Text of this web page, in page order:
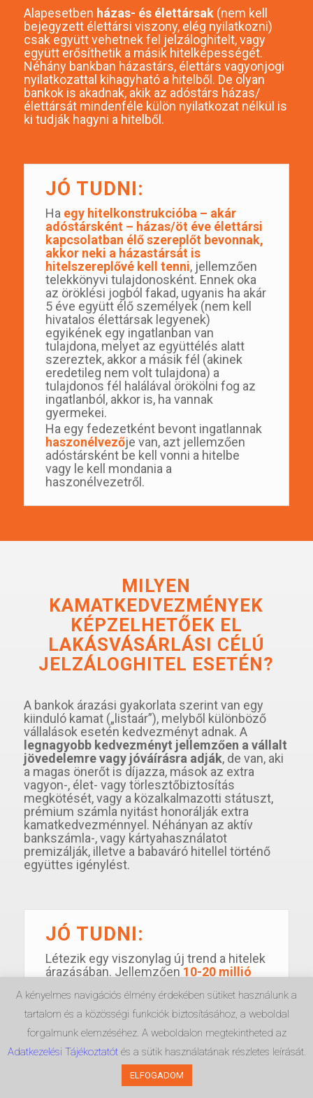
Alapesetben házas- és élettársak(nem kell
bejegyzett élettársi viszony, elég nyilatkozni)
csak együtt vehetnek fel jelzáloghitelt, vagy
együtt erősíthetik a másik hitelképességét.
Néhány bankban házastárs, élettárs vagyonjogi
nyilatkozattal kihagyható a hitelből. De olyan
bankok is akadnak, akik az adóstárs házas/
élettársát mindenféle külön nyilatkozat nélkül is
ki tudják hagyni a hitelből.
JÓ TUDNI:
Ha egy hitelkonstrukcióba – akár
adóstársként – házas/öt éve élettársi
kapcsolatban élő szereplőt bevonnak,
akkor neki a házastársát is
hitelszereplővé kell tenni, jellemzően
telekkönyvi tulajdonosként. Ennek oka
az öröklési jogból fakad, ugyanis ha akár
5 éve együtt élő személyek (nem kell
hivatalos élettársak legyenek)
egyikének egy ingatlanban van
tulajdona, melyet az együttélés alatt
szereztek, akkor a másik fél (akinek
eredetileg nem volt tulajdona) a
tulajdonos fél halálával örökölni fog az
ingatlanból, akkor is, ha vannak
gyermekei.
Ha egy fedezetként bevont ingatlannak
haszonélvezője van, azt jellemzően
adóstársként be kell vonni a hitelbe
vagy le kell mondania a
haszonélvezetről.
MILYEN
KAMATKEDVEZMÉNYEK
KÉPZELHETŐEK EL
LAKÁSVÁSÁRLÁSI CÉLÚ
JELZÁLOGHITEL ESETÉN?
A bankok árazási gyakorlata szerint van egy
kiinduló kamat („listaár”), melyből különböző
vállalások esetén kedvezményt adnak. A
legnagyobb kedvezményt jellemzően a vállalt
jövedelemre vagy jóváírásra adják, de van, aki
a magas önerőt is díjazza, mások az extra
vagyon-, élet- vagy törlesztőbiztosítás
megkötését, vagy a közalkalmazotti státuszt,
prémium számla nyitást honorálják extra
kamatkedvezménnyel. Néhányan az aktív
bankszámla-, vagy kártyahasználatot
premizálják, illetve a babaváró hitellel történő
együttes igénylést.
JÓ TUDNI:
Létezik egy viszonylag új trend a hitelek
árazásában. Jellemzően 10-20 millió
bankokkal a hitelkamat
vonatkozásában egyedileg is lehet
benyújtásával, jellemzően 1-2 nap alatt
e-mailben számos banknál tudok kérni
olyan egyedi kamatot, melyet az
„utcáról” besétálva nem tudna egyetlen
A kényelmes navigációs élmény érdekében sütiket használunk a
tartalom és a közösségi funkciók biztosításához, a weboldal
forgalmunk elemzéséhez. A weboldalon megtekintheted az
Adatkezelési Tájékoztatót és a sütik használatának részletes leírását.
ELFOGADOM